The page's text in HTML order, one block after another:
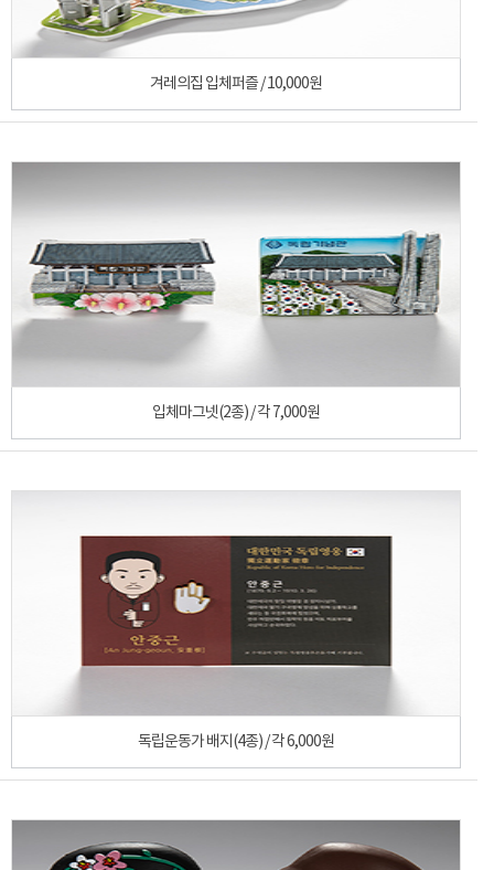
겨레의집 입체퍼즐 / 10,000원
입체마그넷(2종) / 각 7,000원
독립운동가 배지(4종) / 각 6,000원